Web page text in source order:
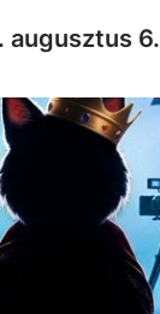
augusztus 6.